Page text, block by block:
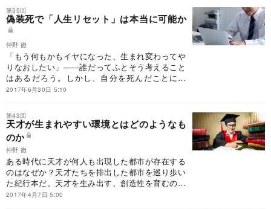
向こうを唸らせる演出の名手だった。そんな彼女
の生き様を描く。
第55回
偽装死で「人生リセット」は本当に可能か
仲野 徹
「もう何もかもイヤになった、生まれ変わってや
りなおしたい」――誰だってふとそう考えること
はあるだろう。しかし、自分を死んだことにし
て、別の人生を歩み始めることならばできるかも
2017年6月30日 5:10
第43回
天才が生まれやすい環境とはどのようなも
のか
仲野 徹
ある時代に天才が何人も出現した都市が存在する
のはなぜか？天才たちを排出した都市を巡り歩い
た紀行本だ。天才を生み出す、創造性を育むのに
適した環境とはどのようなものか、また、その環
2017年4月7日 5:00